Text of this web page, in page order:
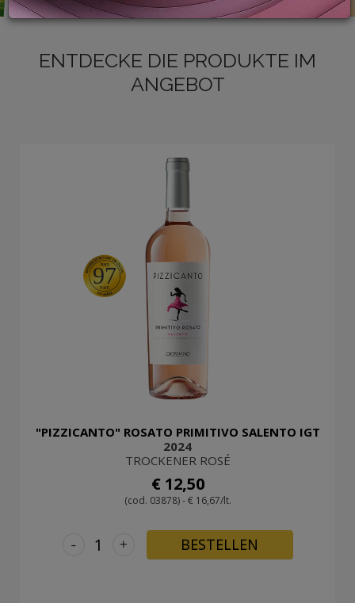
LOGIN
ENTDECKE DIE PRODUKTE IM
ANGEBOT
97
"PIZZICANTO" ROSATO PRIMITIVO SALENTO IGT
2024
TROCKENER ROSÉ
€ 12,50
(cod. 03878) - € 16,67/lt.
+
- BESTELLEN